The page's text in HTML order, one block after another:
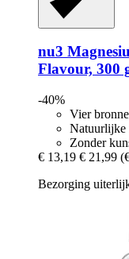
nu3
Flavour, 300
-40%
Vier
Natuurlijke
Zonder
€ 13,19 € 21,99
Bezorging